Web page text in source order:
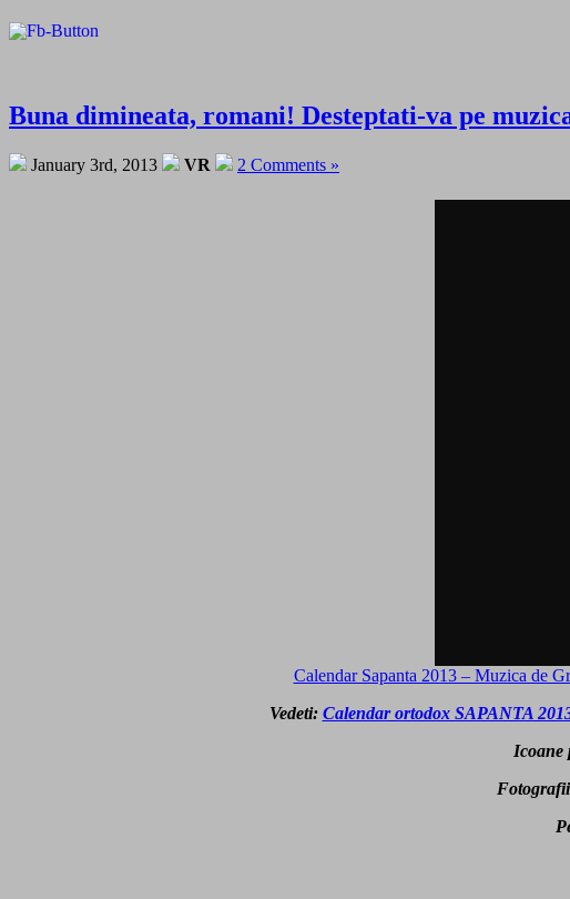
Buna dimineata, romani! Desteptati-va pe
January 3rd, 2013 VR 2 Comments »
Calendar Sapanta 2013 – Muzica de
Vedeti: Calendar ortodox SAPANTA
Icoane